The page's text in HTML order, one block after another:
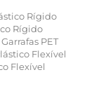
Rígido
Rígido
PET
Flexível
Flexível